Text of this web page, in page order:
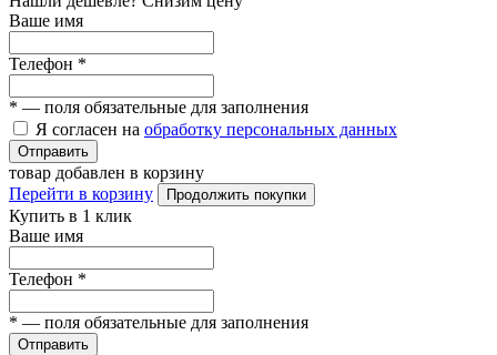
Ваше имя
Телефон *
* — поля обязательные для заполнения
Я согласен на обработку персональных данных
Отправить
товар добавлен в корзину
Перейти в корзину
Продолжить покупки
Купить в 1 клик
Ваше имя
Телефон *
* — поля обязательные для заполнения
Отправить